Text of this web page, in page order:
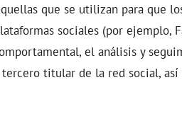
que se utilizan para que
sociales (por ejemplo,
el análisis y
titular de la red social, así